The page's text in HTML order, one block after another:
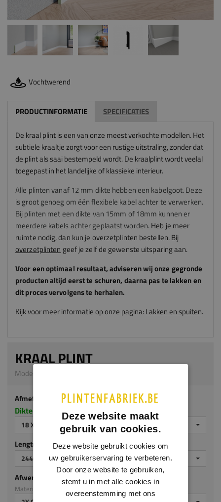
Vochtwerend
PRODUCTINFORMATIE SPECIFICATIES
De kraal plint is een van onze meest verkochte modellen. Het
subtiele kraaltje zorgt voor een rustige uitstraling, zonder dat
de plint als saai bestempeld wordt. De kraalplint wordt veelal
toegepast in het landelijke of klassieke interieur.
Alle plinten vanaf 12 mm dikte hebben een kabelgoot. Deze
is groot genoeg om één flexibele kabel achter te verwerken.
Bij plinten met een dikte van 15mm of 18mm kunnen er
meerdere kabels achter geplaatst worden.Heb je meer
ruimte nodig, dan kun je overzetplinten bestellen. Bij
overzetplinten geef je zelf de gewenste uitsparing aan.
Voor een optimaal resultaat, adviserenwijonze gegronde
producten altijd eerst te schuren, daarna pas te lakken en
dit proces vervolgens te herhalen.
Kijk voor meer informatie op onze pagina:Lakken en spuiten.
KRAAL PLINT
Model 0105 | 18 x 120 mm | MDF v313
Afmeting
Dikte x hoogte in millimeters
18 X 120 MM
Lengte (mm)
2440 MM
Afwerking
Materiaal: MDF v313
Deze website maakt
gebruik van cookies.
Deze website gebruikt cookies om
uw gebruikerservaring te verbeteren.
Door onze website te gebruiken,
stemt u in met alle cookies in
overeenstemming met ons